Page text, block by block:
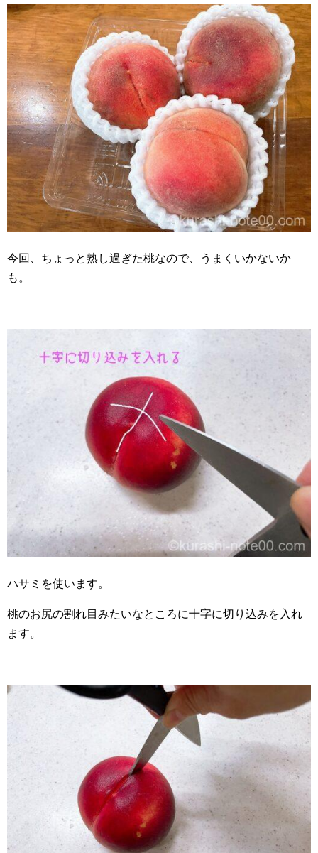
今回、ちょっと熟し過ぎた桃なので、うまくいかないか
も。
ハサミを使います。
桃のお尻の割れ目みたいなところに十字に切り込みを入れ
ます。